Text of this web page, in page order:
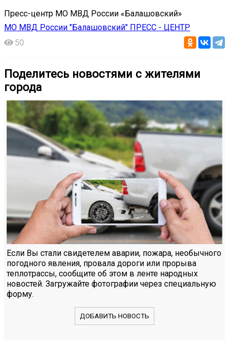
Пресс-центр МО МВД России «Балашовский»
МО МВД России "Балашовский" ПРЕСС - ЦЕНТР
50
Поделитесь новостями с жителями
города
Если Вы стали свидетелем аварии, пожара, необычного
погодного явления, провала дороги или прорыва
теплотрассы, сообщите об этом в ленте народных
новостей. Загружайте фотографии через специальную
форму.
ДОБАВИТЬ НОВОСТЬ